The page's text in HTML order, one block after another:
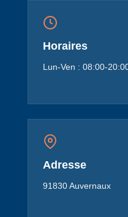
Horaires
Lun-Ven : 08:00-
Adresse
91830 Auvernaux